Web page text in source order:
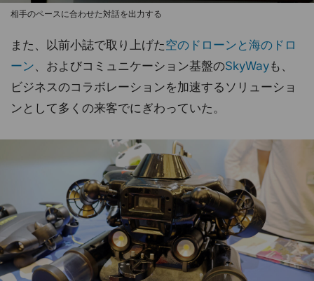
相手のペースに合わせた対話を出力する
また、以前小誌で取り上げた空のドローンと海のドロ
ーン、およびコミュニケーション基盤のSkyWayも、
ビジネスのコラボレーションを加速するソリューショ
ンとして多くの来客でにぎわっていた。